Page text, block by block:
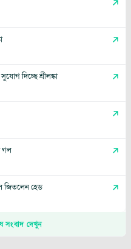
দিচ্ছে শ্রীলঙ্কা
গল
জিতলেন হেড
সংবাদ দেখুন